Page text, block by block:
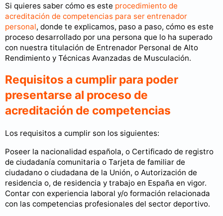
Si quieres saber cómo es este procedimiento de
acreditación de competencias para ser entrenador
personal, donde te explicamos, paso a paso, cómo es este
proceso desarrollado por una persona que lo ha superado
con nuestra titulación de Entrenador Personal de Alto
Rendimiento y Técnicas Avanzadas de Musculación.
Requisitos a cumplir para poder
presentarse al proceso de
acreditación de competencias
Los requisitos a cumplir son los siguientes:
Poseer la nacionalidad española, o Certificado de registro
de ciudadanía comunitaria o Tarjeta de familiar de
ciudadano o ciudadana de la Unión, o Autorización de
residencia o, de residencia y trabajo en España en vigor.
Contar con experiencia laboral y/o formación relacionada
con las competencias profesionales del sector deportivo.